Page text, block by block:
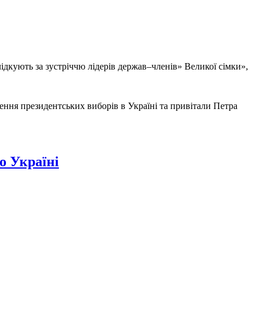
за зустріччю лідерів держав–членів» Великої сімки»,
президентських виборів в Україні та привітали Петра
Україні